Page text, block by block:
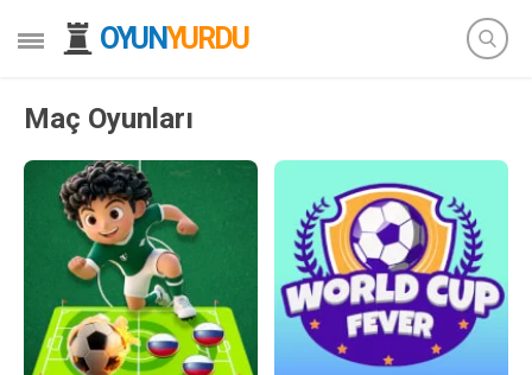
OYUNYURDU
Maç Oyunları